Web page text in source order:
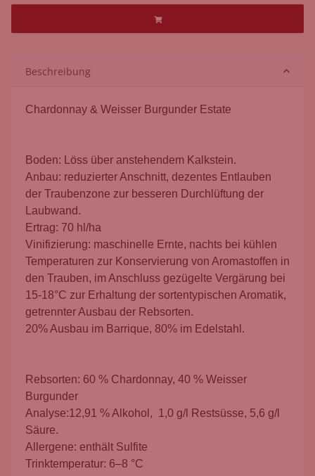
Beschreibung
Chardonnay & Weisser Burgunder Estate
Boden: Löss über anstehendem Kalkstein.
Anbau: reduzierter Anschnitt, dezentes Entlauben
der Traubenzone zur besseren Durchlüftung der
Laubwand.
Ertrag: 70 hl/ha
Vinifizierung: maschinelle Ernte, nachts bei kühlen
Temperaturen zur Konservierung von Aromastoffen in
den Trauben, im Anschluss gezügelte Vergärung bei
15-18°C zur Erhaltung der sortentypischen Aromatik,
getrennter Ausbau der Rebsorten.
20% Ausbau im Barrique, 80% im Edelstahl.
Rebsorten: 60 % Chardonnay, 40 % Weisser
Burgunder
Analyse:12,91 % Alkohol, 1,0 g/l Restsüsse, 5,6 g/l
Säure.
Allergene: enthält Sulfite
Trinktemperatur: 6–8 °C